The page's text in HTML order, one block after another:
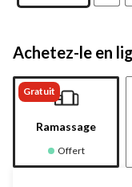
Achetez-le en
Gratuit
Ramassage
Offert